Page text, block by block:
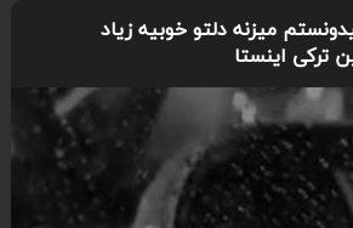
میزنه دلتو خوبیه زیاد
ترکی اینستا